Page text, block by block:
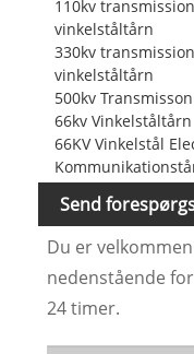
110kv
vinkelståltårn
330kv
vinkelståltårn
500kv
66kv Vinkelståltårn
66KV Vinkelstål
Send
Du er
nedenstående
24 timer.